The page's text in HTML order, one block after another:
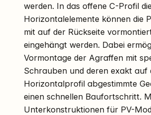
werden. In das offene C-Profil
Horizontalelemente können die
mit auf der Rückseite
eingehängt werden. Dabei
Vormontage der Agraffen mit
Schrauben und deren exakt auf
Horizontalprofil abgestimmte
einen schnellen Baufortschritt.
Unterkonstruktionen für PV-